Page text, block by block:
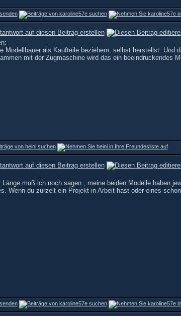
Modellbauer als Kaufteile beziehem, selbst herstellst. Und
mit der Zugmaschine wird das ein beeindruckendes
muß ich noch sagen , meine beiden Modelle haben
Wenn du zurzeit ein Projekt in Arbeit hast oder eines